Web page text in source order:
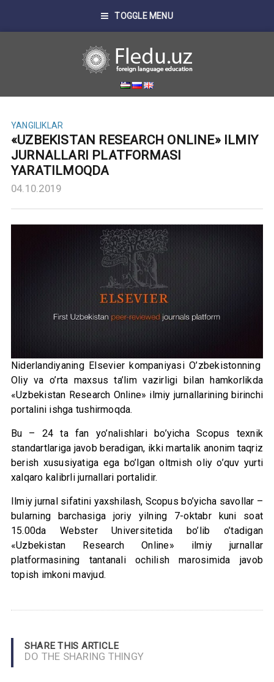
TOGGLE MENU
YANGILIKLAR
«UZBEKISTAN RESEARCH ONLINE» ILMIY
JURNALLARI PLATFORMASI
YARATILMOQDA
04.10.2019
Niderlandiyaning Elsevier kompaniyasi O’zbekistonning
Oliy va o’rta maxsus ta’lim vazirligi bilan hamkorlikda
«Uzbekistan Research Online» ilmiy jurnallarining birinchi
portalini ishga tushirmoqda.
Bu – 24 ta fan yo’nalishlari bo’yicha Scopus texnik
standartlariga javob beradigan, ikki martalik anonim taqriz
berish xususiyatiga ega bo’lgan oltmish oliy o’quv yurti
xalqaro kalibrli jurnallari portalidir.
Ilmiy jurnal sifatini yaxshilash, Scopus bo’yicha savollar –
bularning barchasiga joriy yilning 7-oktabr kuni soat
15.00da Webster Universitetida bo’lib o’tadigan
«Uzbekistan Research Online» ilmiy jurnallar
platformasining tantanali ochilish marosimida javob
topish imkoni mavjud.
SHARE THIS ARTICLE
DO THE SHARING THINGY